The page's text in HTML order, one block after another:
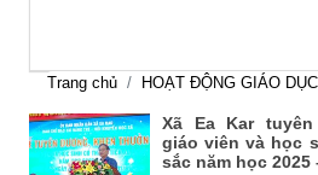
Trang chủ HOẠT ĐỘNG GIÁO DỤC
Xã Ea Kar
giáo viên và học
sắc năm học 2025